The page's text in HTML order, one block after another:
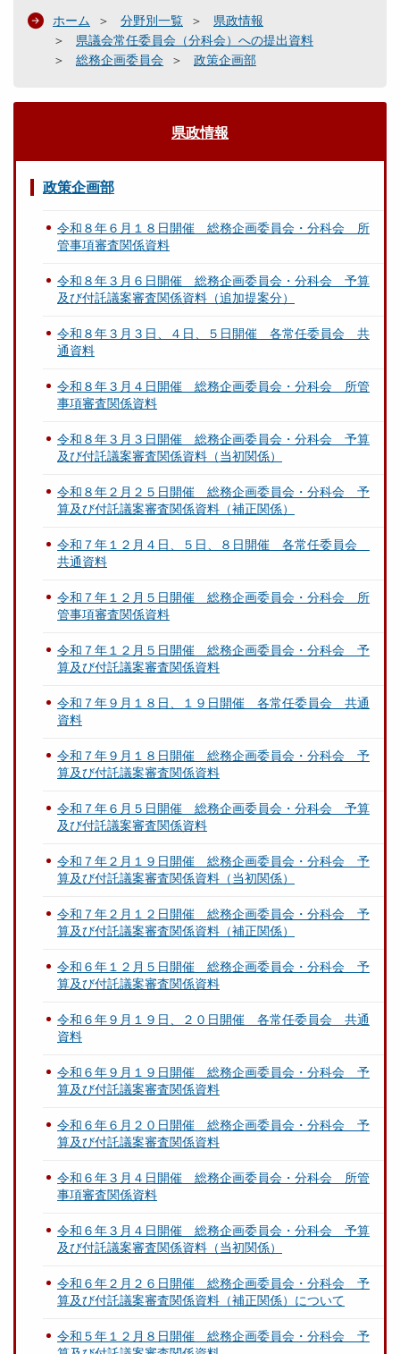
ホーム 分野別一覧
県政情報
県議会常任委員会（分科会）への提出資料
総務企画委員会
政策企画部
県政情報
政策企画部
令和８年６月１８日開催 総務企画委員会・分科会 所
管事項審査関係資料
令和８年３月６日開催 総務企画委員会・分科会 予算
及び付託議案審査関係資料（追加提案分）
令和８年３月３日、４日、５日開催 各常任委員会 共
通資料
令和８年３月４日開催 総務企画委員会・分科会 所管
事項審査関係資料
令和８年３月３日開催 総務企画委員会・分科会 予算
及び付託議案審査関係資料（当初関係）
令和８年２月２５日開催 総務企画委員会・分科会 予
算及び付託議案審査関係資料（補正関係）
令和７年１２月４日、５日、８日開催 各常任委員会
共通資料
令和７年１２月５日開催 総務企画委員会・分科会 所
管事項審査関係資料
令和７年１２月５日開催 総務企画委員会・分科会 予
算及び付託議案審査関係資料
令和７年９月１８日、１９日開催 各常任委員会 共通
資料
令和７年９月１８日開催 総務企画委員会・分科会 予
算及び付託議案審査関係資料
令和７年６月５日開催 総務企画委員会・分科会 予算
及び付託議案審査関係資料
令和７年２月１９日開催 総務企画委員会・分科会 予
算及び付託議案審査関係資料（当初関係）
令和７年２月１２日開催 総務企画委員会・分科会 予
算及び付託議案審査関係資料（補正関係）
令和６年１２月５日開催 総務企画委員会・分科会 予
算及び付託議案審査関係資料
令和６年９月１９日、２０日開催 各常任委員会 共通
資料
令和６年９月１９日開催 総務企画委員会・分科会 予
算及び付託議案審査関係資料
令和６年６月２０日開催 総務企画委員会・分科会 予
算及び付託議案審査関係資料
令和６年３月４日開催 総務企画委員会・分科会 所管
事項審査関係資料
令和６年３月４日開催 総務企画委員会・分科会 予算
及び付託議案審査関係資料（当初関係）
令和６年２月２６日開催 総務企画委員会・分科会 予
算及び付託議案審査関係資料（補正関係）について
令和５年１２月８日開催 総務企画委員会・分科会 予